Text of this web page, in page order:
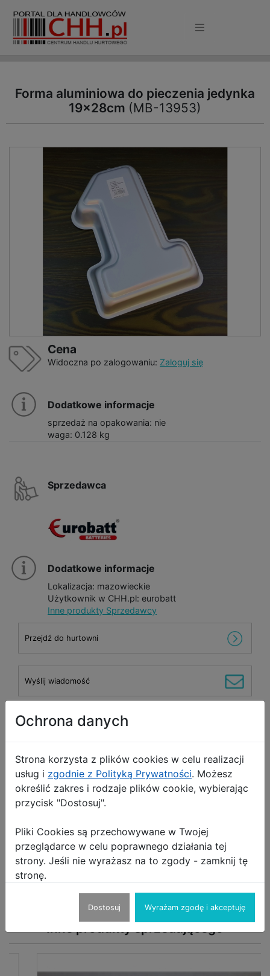
Forma aluminiowa do pieczenia jedynka
19x28cm (MB-13953)
Cena
Widoczna po zalogowaniu: Zaloguj się
Dodatkowe informacje
sprzedaż na opakowania: nie
waga: 0.128 kg
Sprzedawca
Dodatkowe informacje
Lokalizacja: mazowieckie
Użytkownik w CHH.pl: eurobatt
Inne produkty Sprzedawcy
Przejdź do hurtowni
Wyślij wiadomość
Forma aluminiowa do pieczenia jedynka 19x28cm
Wymiary:
- 19x28x5cm
Pakowanie:
- folia
Inne produkty sprzedającego
Ochrona danych
Strona korzysta z plików cookies w celu realizacji
usług i zgodnie z Polityką Prywatności. Możesz
określić zakres i rodzaje plików cookie, wybierając
przycisk "Dostosuj".
Pliki Cookies są przechowywane w Twojej
przeglądarce w celu poprawnego działania tej
strony. Jeśli nie wyrażasz na to zgody - zamknij tę
stronę.
Dostosuj Wyrażam zgodę i akceptuję